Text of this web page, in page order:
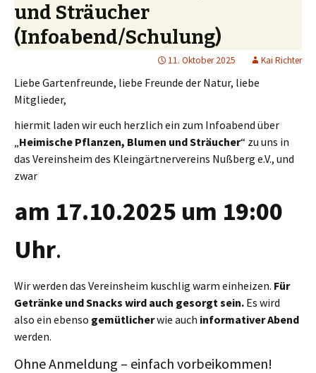
und Sträucher
(Infoabend/Schulung)
11. Oktober 2025 Kai Richter
Liebe Gartenfreunde, liebe Freunde der Natur, liebe
Mitglieder,
hiermit laden wir euch herzlich ein zum Infoabend über
Heimische Pflanzen, Blumen und Sträucher“ zu uns in
das Vereinsheim des Kleingärtnervereins Nußberg e.V., und
zwar
am 17.10.2025 um 19:00
Uhr.
Wir werden das Vereinsheim kuschlig warm einheizen. Für
Getränke und Snacks wird auch gesorgt sein. Es wird
also ein ebenso gemütlicherwie auch informativer Abend
werden.
Ohne Anmeldung – einfach vorbeikommen!